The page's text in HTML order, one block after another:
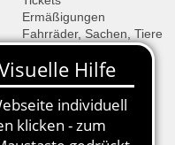
Ermäßigungen
Fahrräder, Sachen, Tiere
SonderTickets